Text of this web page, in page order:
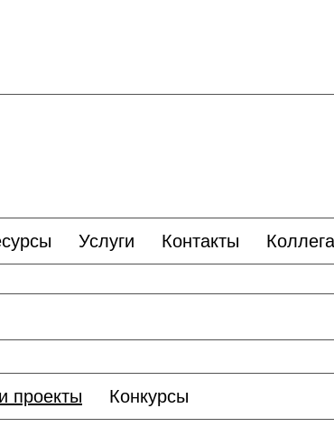
Услуги Контакты
проекты Конкурсы